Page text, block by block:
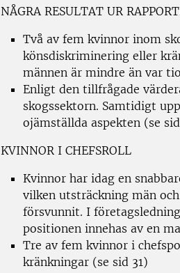
NÅGRA RESULTAT UR
Två av fem kvinnor inom
könsdiskriminering eller
männen är mindre än var
Enligt den tillfrågade
skogssektorn. Samtidigt
ojämställda aspekten (se
KVINNOR I CHEFSROLL
Kvinnor har idag en
vilken utsträckning män
försvunnit. I
positionen innehas av en
Tre av fem kvinnor i
kränkningar (se sid 31)